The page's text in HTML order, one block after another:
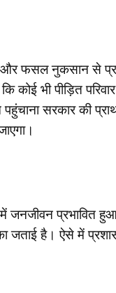
और फसल नुकसान से
कोई भी पीड़ित
सरकार की
जनजीवन प्रभावित
जताई है। ऐसे में